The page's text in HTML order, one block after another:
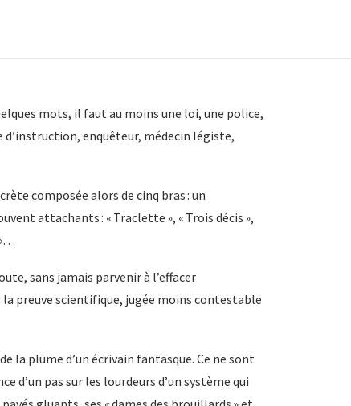
mots, il faut au moins une loi, une police,
d’instruction, enquêteur, médecin légiste,
composée alors de cinq bras : un
attachants : « Traclette », « Trois décis »,
sans jamais parvenir à l’effacer
la preuve scientifique, jugée moins contestable
la plume d’un écrivain fantasque. Ce ne sont
pas sur les lourdeurs d’un système qui